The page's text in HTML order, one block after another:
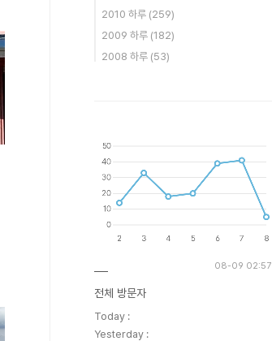
2010 하루 (259)
2009 하루 (182)
2008 하루 (53)
08-09 02:57
전체 방문자
Today :
Yesterday :